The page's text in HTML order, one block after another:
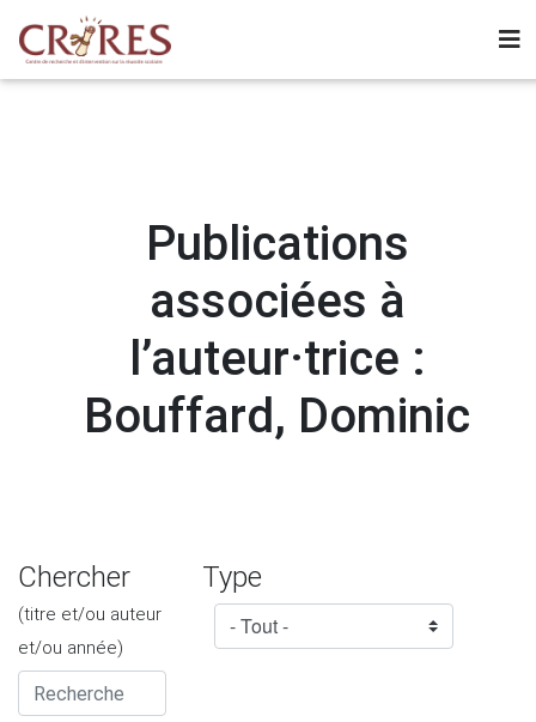
Publications
associées à
l’auteur·trice :
Bouffard, Dominic
Chercher
(titre et/ou auteur
et/ou année)
Type